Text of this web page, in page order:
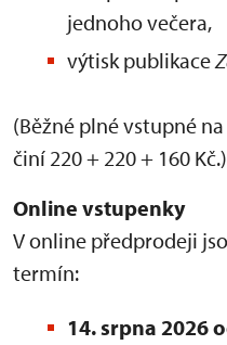
jednoho večera,
výtisk publikace
(Běžné plné vstupné
činí 220 + 220 + 160 Kč.)
Online vstupenky
V online předprodeji
termín:
14. srpna 2026